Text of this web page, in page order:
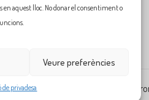
aquest lloc. No donar el consentiment o
Veure preferències
de privadesa Flama,